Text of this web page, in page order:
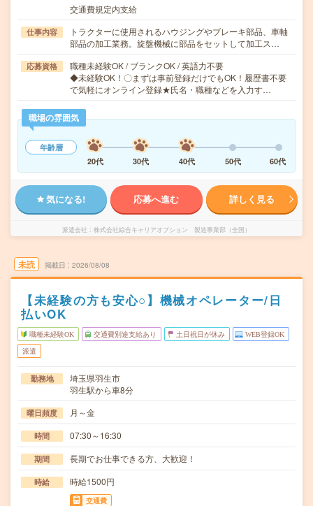
交通費規定内支給
仕事内容
トラクターに使用されるハウジングやブレーキ部品、車軸
部品の加工業務。旋盤機械に部品をセットして加工ス…
応募資格
職種未経験OK / ブランクOK / 英語力不要
◆未経験OK！〇まずは事前登録だけでもOK！履歴書不要
で気軽にオンライン登録★氏名・職種などを入力す…
職場の雰囲気
年齢層
20代
30代 40代 50代 60代
気になる! 応募へ進む 詳しく見る
派遣会社 株式会社綜合キャリアオプション 製造事業部（全国）
未読 掲載日 2026/08/08
【未経験の方も安心○】機械オペレーター/日
払いOK
職種未経験OK 交通費別途支給あり 土日祝日が休み WEB登録OK
派遣
勤務地
埼玉県羽生市
羽生駅から車8分
曜日頻度 月～金
時間 07:30～16:30
期間 長期でお仕事できる方、大歓迎！
時給 時給1500円
交通費